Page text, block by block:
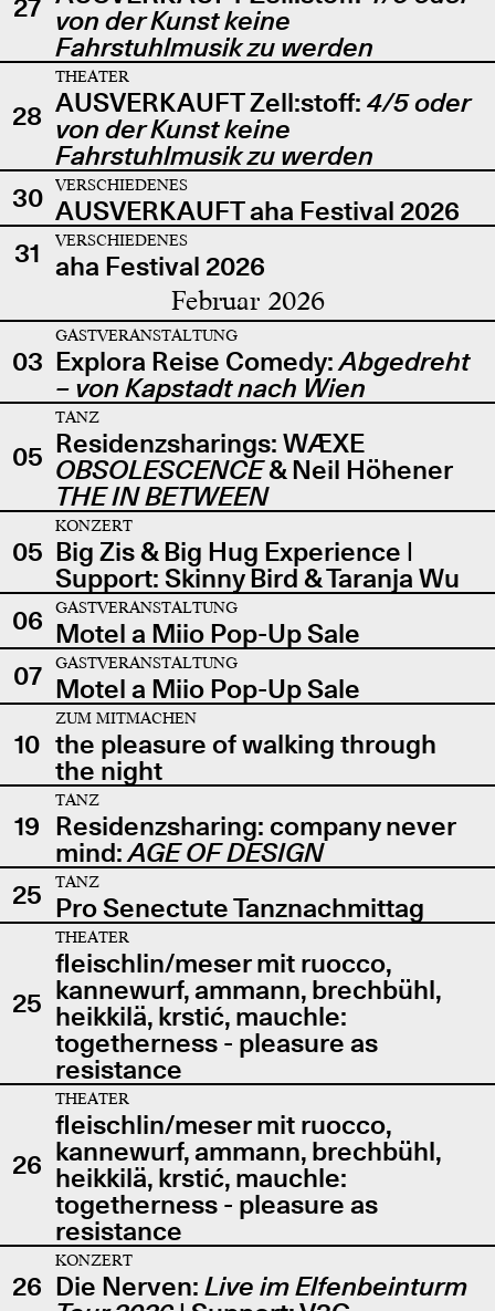
27 von der Kunst keine
Fahrstuhlmusik zu werden
28
THEATER
AUSVERKAUFT Zell:stoff: 4/5 oder
von der Kunst keine
Fahrstuhlmusik zu werden
30
VERSCHIEDENES
AUSVERKAUFT aha Festival 2026
31
VERSCHIEDENES
aha Festival 2026
Februar 2026
03
GASTVERANSTALTUNG
Explora Reise Comedy:Abgedreht
– von Kapstadt nach Wien
05
TANZ
Residenzsharings: WÆXE
OBSOLESCENCE& Neil Höhener
THE IN BETWEEN
05
KONZERT
Big Zis & Big Hug Experience |
Support: Skinny Bird & Taranja Wu
06
GASTVERANSTALTUNG
Motel a Miio Pop-Up Sale
07
GASTVERANSTALTUNG
Motel a Miio Pop-Up Sale
10
ZUM MITMACHEN
the pleasure of walking through
the night
19
TANZ
Residenzsharing: company never
mind:AGE OF DESIGN
25
TANZ
Pro Senectute Tanznachmittag
25
THEATER
fleischlin/meser mit ruocco,
kannewurf, ammann, brechbühl,
heikkilä, krstić, mauchle:
togetherness - pleasure as
resistance
26
THEATER
fleischlin/meser mit ruocco,
kannewurf, ammann, brechbühl,
heikkilä, krstić, mauchle:
togetherness - pleasure as
resistance
26
KONZERT
Die Nerven: Live im Elfenbeinturm